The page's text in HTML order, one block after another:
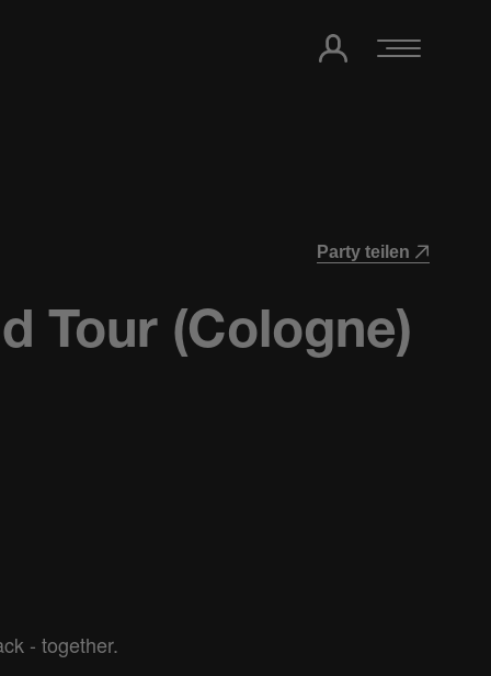
Party teilen
Tour (Cologne)
- together.